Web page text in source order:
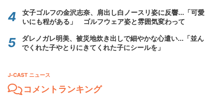
女子ゴルフの金沢志奈、肩出し白ノースリ姿に反響...「可愛
いにも程がある」 ゴルフウェア姿と雰囲気変わって
ダレノガレ明美、被災地炊き出しで細やかな心遣い...「並ん
でくれた子やとりにきてくれた子にシールを」
J-CAST ニュース
コメントランキング